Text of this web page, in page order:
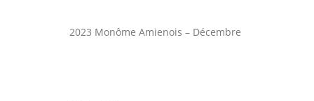
2023 Monôme Amienois – Décembre